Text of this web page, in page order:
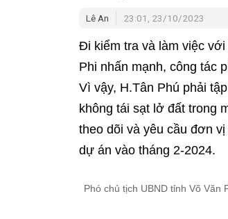
Lê An 23:01, 23/10/2023
Đi kiểm tra và làm việc
Phi nhấn mạnh, công tác
Vì vậy, H.Tân Phú phải
không tái sạt lở đất trong
theo dõi và yêu cầu đơn
dự án vào tháng 2-2024.
Phó chủ tịch UBND tỉnh Võ